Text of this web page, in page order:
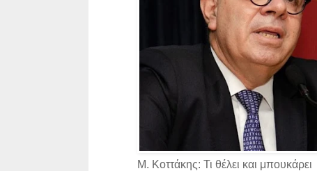
Μ. Κοττάκης: Τι θέλει και μπουκάρει